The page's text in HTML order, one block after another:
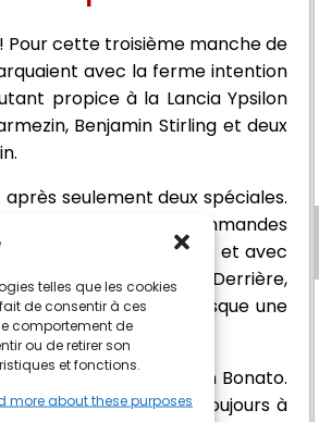
telles que les cookies
de consentir à ces
comportement de
ou de retirer son
et fonctions.
more about these purposes
Pour cette troisième manche de
avec la ferme intention
propice à la Lancia Ypsilon
Benjamin Stirling et deux
seulement deux spéciales.
à reprendre les commandes
journée en tête et avec
pilotes Samedi soir. Derrière,
Astier mais à presque une
l'écart avec Yoann Bonato.
que par 0,9 s mais toujours à